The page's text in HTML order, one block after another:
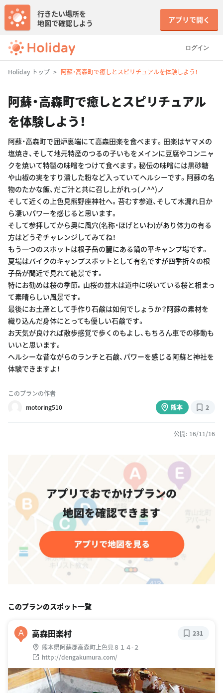
ログイン
行きたい場所を
地図で確認しよう
アプリで開く
Holiday トップ 阿蘇・高森町で癒しとスピリチュアルを体験しよう！
阿蘇・高森町で癒しとスピリチュアル
を体験しよう！
阿蘇・高森町で囲炉裏端にて高森田楽を食べます。田楽はヤマメの
塩焼き、そして地元特産のつるの子いもをメインに豆腐やコンニャ
クを焼いて特製の味噌をつけて食べます。秘伝の味噌には黒砂糖
や山椒の実をすり潰した粉など入っていてヘルシーです。阿蘇の名
物のたかな飯、だご汁と共に召し上がれっ(ノ^^)ノ
そして近くの上色見熊野座神社へ。苔むす参道、そして木漏れ日か
ら凄いパワーを感じると思います。
そして参拝してから奥に風穴(名称・ほげといわ)があり体力の有る
方はどうぞチャレンジしてみてね！
もう一つのスポットは根子岳の麓にある鍋の平キャンプ場です。
夏場はバイクのキャンプスポットとして有名ですが四季折々の根
子岳が間近で見れて絶景です。
特にお勧めは桜の季節。山桜の並木は道中に咲いている桜と相まっ
て素晴らしい風景です。
最後にお土産として手作り石鹸は如何でしょうか？阿蘇の素材を
織り込んだ身体にとっても優しい石鹸です。
お天気が良ければ散歩感覚で歩くのもよし、もちろん車での移動も
いいと思います。
ヘルシーな昔ながらのランチと石鹸、パワーを感じる阿蘇と神社を
体験できますよ！
このプランの作者
motoring510
熊本 2
公開: 16/11/16
このプランのスポット一覧
A 高森田楽村
熊本県阿蘇郡高森町上色見８１４-２
http://dengakumura.com/
231